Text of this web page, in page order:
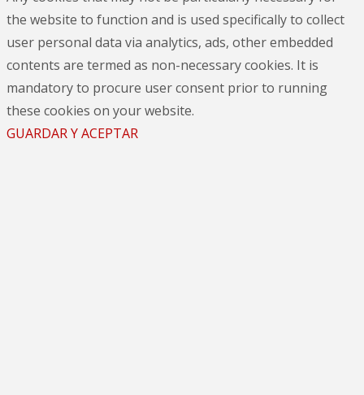
the website to function and is used specifically to collect
user personal data via analytics, ads, other embedded
contents are termed as non-necessary cookies. It is
mandatory to procure user consent prior to running
these cookies on your website.
GUARDAR Y ACEPTAR